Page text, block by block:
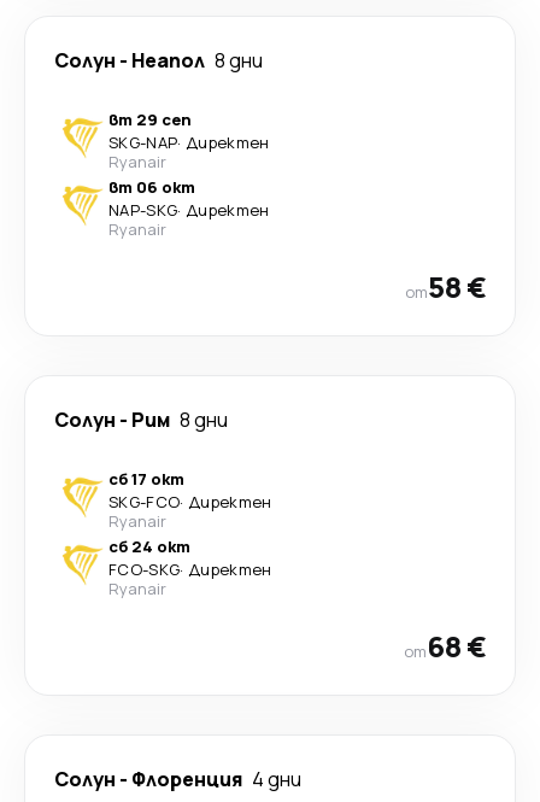
Солун - Неапол 8 дни
вт 29 сеп
SKG-NAP· Директен
Ryanair
вт 06 окт
NAP-SKG· Директен
Ryanair
от58 €
Солун - Рим 8 дни
сб 17 окт
SKG-FCO· Директен
Ryanair
сб 24 окт
FCO-SKG· Директен
Ryanair
от68 €
Солун - Флоренция 4 дни